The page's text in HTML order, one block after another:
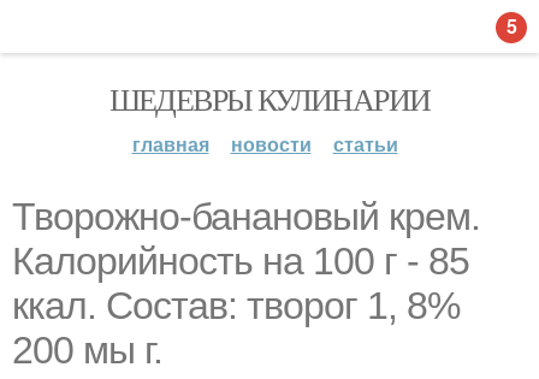
ШЕДЕВРЫ КУЛИНАРИИ
главная новости статьи
Творожно-банановый крем.
Калорийность на 100 г - 85
ккал. Состав: творог 1, 8%
200 мы г.
5